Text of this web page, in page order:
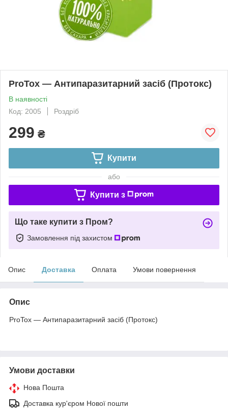
ProTox — Антипаразитарний засіб (Протокс)
В наявності
Код: 2005
Роздріб
299 ₴
Купити
або
Купити з
Що таке купити з Пром?
Замовлення під захистом
Опис Доставка Оплата Умови повернення
Опис
ProTox — Антипаразитарний засіб (Протокс)
Умови доставки
Нова Пошта
Доставка кур'єром Нової пошти